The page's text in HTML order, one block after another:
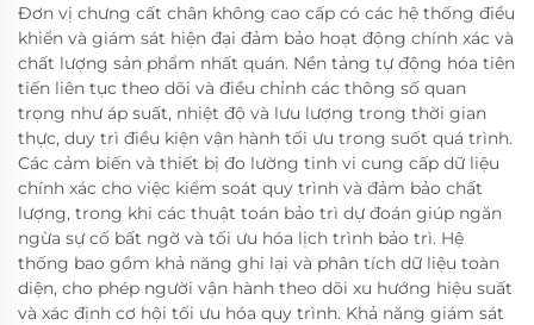
Đơn vị chưng cất chân không cao cấp có các hệ thống điều
khiển và giám sát hiện đại đảm bảo hoạt động chính xác và
chất lượng sản phẩm nhất quán. Nền tảng tự động hóa tiên
tiến liên tục theo dõi và điều chỉnh các thông số quan
trọng như áp suất, nhiệt độ và lưu lượng trong thời gian
thực, duy trì điều kiện vận hành tối ưu trong suốt quá trình.
Các cảm biến và thiết bị đo lường tinh vi cung cấp dữ liệu
chính xác cho việc kiểm soát quy trình và đảm bảo chất
lượng, trong khi các thuật toán bảo trì dự đoán giúp ngăn
ngừa sự cố bất ngờ và tối ưu hóa lịch trình bảo trì. Hệ
thống bao gồm khả năng ghi lại và phân tích dữ liệu toàn
diện, cho phép người vận hành theo dõi xu hướng hiệu suất
và xác định cơ hội tối ưu hóa quy trình. Khả năng giám sát